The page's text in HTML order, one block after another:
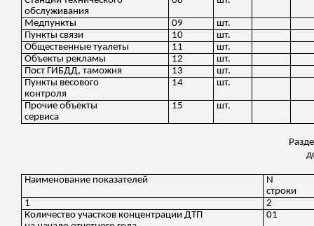
обслуживания
Медпункты 09
шт.
Пункты связи
10
шт.
Общественные туалеты
11
шт.
Объекты рекламы
12
шт.
Пост ГИБДД, таможня
13
шт.
Пункты весового
контроля
14 шт.
Прочие объекты
сервиса
15 шт.
Наименование показателей
N
строки
1
2
Количество участков концентрации ДТП
01